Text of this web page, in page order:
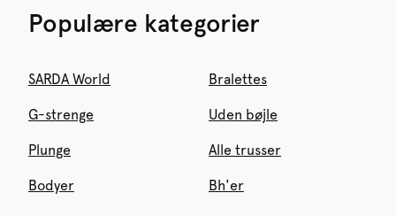
Populære kategorier
SARDA World Bralettes
G-strenge Uden bøjle
Plunge Alle trusser
Bodyer Bh'er